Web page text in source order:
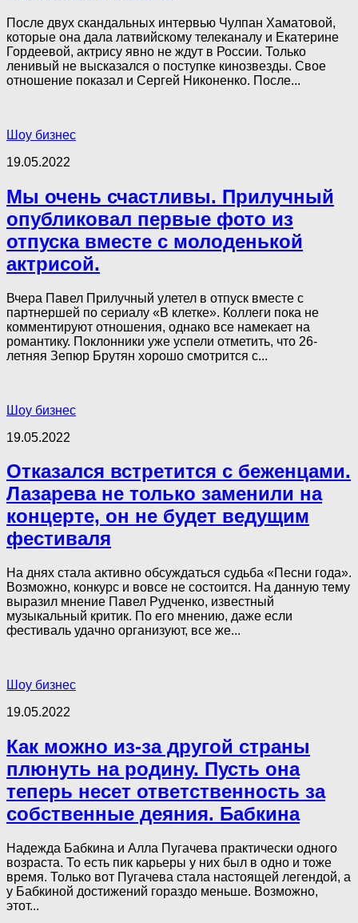
После двух скандальных интервью Чулпан Хаматовой,
которые она дала латвийскому телеканалу и Екатерине
Гордеевой, актрису явно не ждут в России. Только
ленивый не высказался о поступке кинозвезды. Свое
отношение показал и Сергей Никоненко. После...
Шоу бизнес
19.05.2022
Мы очень счастливы. Прилучный
опубликовал первые фото из
отпуска вместе с молоденькой
актрисой.
Вчера Павел Прилучный улетел в отпуск вместе с
партнершей по сериалу «В клетке». Коллеги пока не
комментируют отношения, однако все намекает на
романтику. Поклонники уже успели отметить, что 26-
летняя Зепюр Брутян хорошо смотрится с...
Шоу бизнес
19.05.2022
Отказался встретится с беженцами.
Лазарева не только заменили на
концерте, он не будет ведущим
фестиваля
На днях стала активно обсуждаться судьба «Песни года».
Возможно, конкурс и вовсе не состоится. На данную тему
выразил мнение Павел Рудченко, известный
музыкальный критик. По его мнению, даже если
фестиваль удачно организуют, все же...
Шоу бизнес
19.05.2022
Как можно из-за другой страны
плюнуть на родину. Пусть она
теперь несет ответственность за
собственные деяния. Бабкина
Надежда Бабкина и Алла Пугачева практически одного
возраста. То есть пик карьеры у них был в одно и тоже
время. Только вот Пугачева стала настоящей легендой, а
у Бабкиной достижений гораздо меньше. Возможно,
этот...